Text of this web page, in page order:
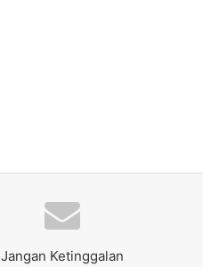
Jangan Ketinggalan